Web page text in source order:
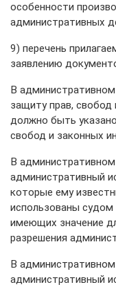
особенности
административных
9) перечень
заявлению
В
защиту прав, свобод
должно быть
свобод и законных
В
административный
которые ему
использованы судом
имеющих значение
разрешения
В
административный